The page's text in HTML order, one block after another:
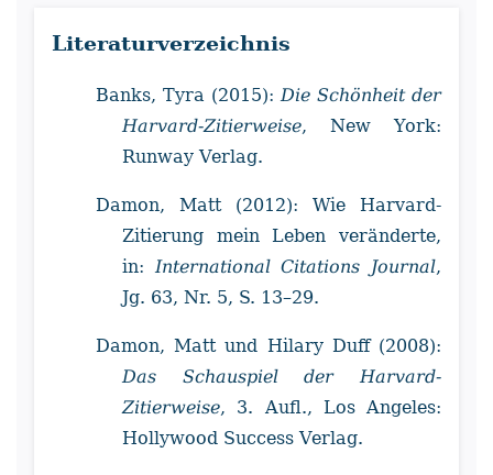
Literaturverzeichnis
Banks, Tyra (2015):Die Schönheit der
Harvard-Zitierweise, New York:
Runway Verlag.
Damon, Matt (2012): Wie Harvard-
Zitierung mein Leben veränderte,
in:International Citations Journal,
Jg. 63, Nr. 5, S. 13–29.
Damon, Matt und Hilary Duff (2008):
Das Schauspiel der Harvard-
Zitierweise, 3. Aufl., Los Angeles:
Hollywood Success Verlag.